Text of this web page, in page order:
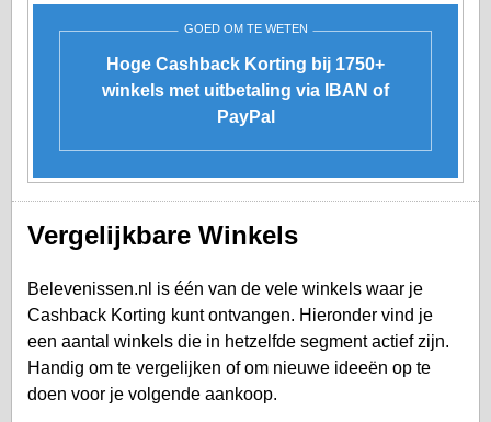
GOED OM TE WETEN
Hoge Cashback Korting bij 1750+
winkels met uitbetaling via IBAN of
PayPal
Vergelijkbare Winkels
Belevenissen.nl is één van de vele winkels waar je
Cashback Korting kunt ontvangen. Hieronder vind je
een aantal winkels die in hetzelfde segment actief zijn.
Handig om te vergelijken of om nieuwe ideeën op te
doen voor je volgende aankoop.